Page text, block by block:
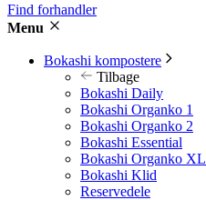
Find forhandler
Menu
Bokashi kompostere
Tilbage
Bokashi Daily
Bokashi Organko 1
Bokashi Organko 2
Bokashi Essential
Bokashi Organko XL
Bokashi Klid
Reservedele